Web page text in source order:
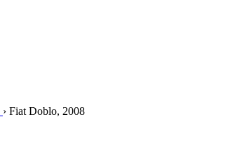
› Fiat Doblo, 2008